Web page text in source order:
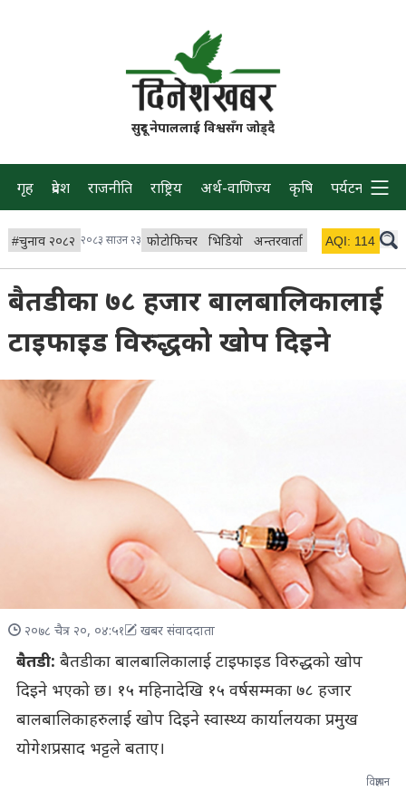
सुदूर नेपाललाई विश्वसँग जोड्दै
गृह प्रदेश राजनीति राष्ट्रिय अर्थ-वाणिज्य कृषि पर्यटन प्रवास
#चुनाव २०८२ २०८३ साउन २३ फोटोफिचर भिडियो अन्तरवार्ता विचार/ब्लग
AQI: 114
बैतडीका ७८ हजार बालबालिकालाई
टाइफाइड विरुद्धको खोप दिइने
२०७८ चैत्र २०, ०४:५१ खबर संवाददाता
बैतडी: बैतडीका बालबालिकालाई टाइफाइड विरुद्धको खोप
दिइने भएको छ। १५ महिनादेखि १५ वर्षसम्मका ७८ हजार
बालबालिकाहरुलाई खोप दिइने स्वास्थ्य कार्यालयका प्रमुख
योगेशप्रसाद भट्टले बताए।
विज्ञापन